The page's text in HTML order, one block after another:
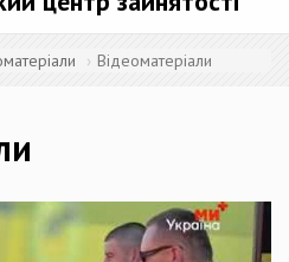
Відеоматеріали